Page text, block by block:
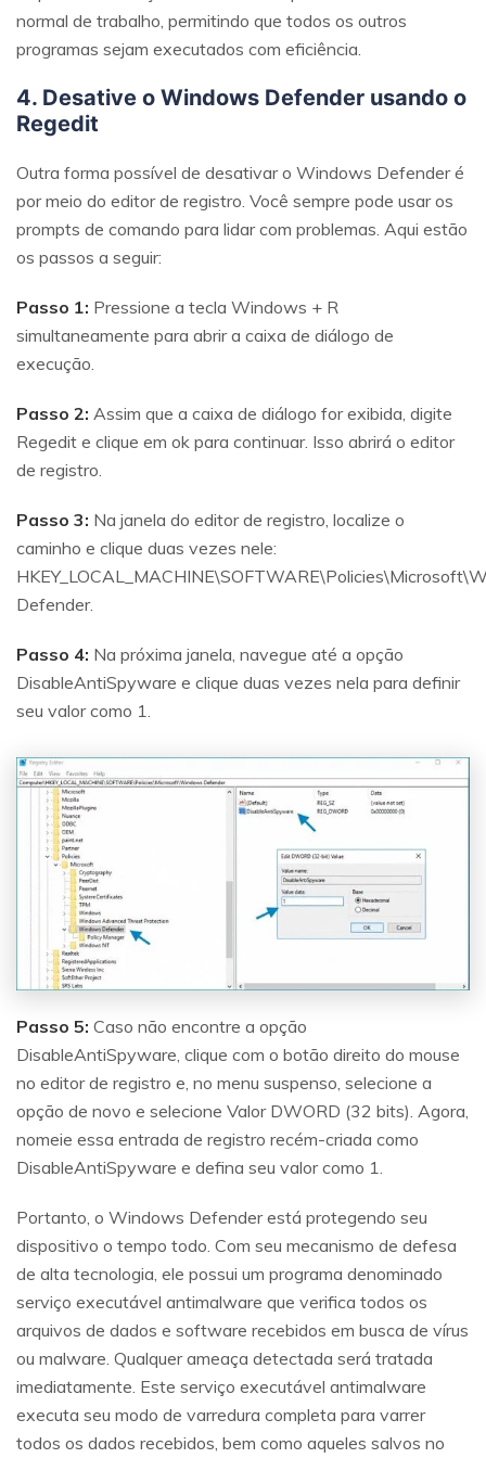
normal de trabalho, permitindo que todos os outros
programas sejam executados com eficiência.
4. Desative o Windows Defender usando o
Regedit
Outra forma possível de desativar o Windows Defender é
por meio do editor de registro. Você sempre pode usar os
prompts de comando para lidar com problemas. Aqui estão
os passos a seguir:
Passo 1: Pressione a tecla Windows + R
simultaneamente para abrir a caixa de diálogo de
execução.
Passo 2: Assim que a caixa de diálogo for exibida, digite
Regedit e clique em ok para continuar. Isso abrirá o editor
de registro.
Passo 3: Na janela do editor de registro, localize o
caminho e clique duas vezes nele:
Defender.
Passo 4: Na próxima janela, navegue até a opção
DisableAntiSpyware e clique duas vezes nela para definir
seu valor como 1.
Passo 5: Caso não encontre a opção
DisableAntiSpyware, clique com o botão direito do mouse
no editor de registro e, no menu suspenso, selecione a
opção de novo e selecione Valor DWORD (32 bits). Agora,
nomeie essa entrada de registro recém-criada como
DisableAntiSpyware e defina seu valor como 1.
Portanto, o Windows Defender está protegendo seu
dispositivo o tempo todo. Com seu mecanismo de defesa
de alta tecnologia, ele possui um programa denominado
serviço executável antimalware que verifica todos os
arquivos de dados e software recebidos em busca de vírus
ou malware. Qualquer ameaça detectada será tratada
imediatamente. Este serviço executável antimalware
executa seu modo de varredura completa para varrer
todos os dados recebidos, bem como aqueles salvos no